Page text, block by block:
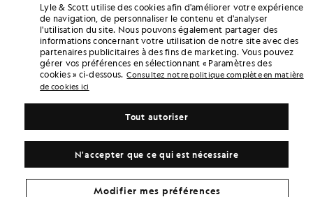
Lyle & Scott utilise des cookies afin d'améliorer votre expérience
de navigation, de personnaliser le contenu et d'analyser
l'utilisation du site. Nous pouvons également partager des
informations concernant votre utilisation de notre site avec des
partenaires publicitaires à des fins de marketing. Vous pouvez
gérer vos préférences en sélectionnant « Paramètres des
cookies » ci-dessous. Consultez notre politique complète en matière
de cookies ici
N'accepter que ce qui est nécessaire
Tout autoriser
Modifier mes préférences